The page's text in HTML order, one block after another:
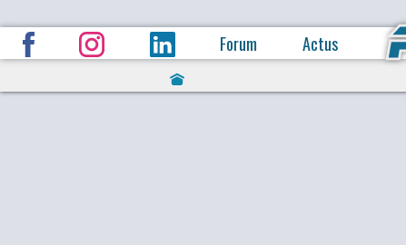
Forum Actus